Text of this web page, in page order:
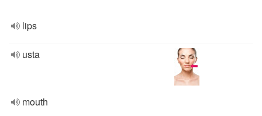
lips
usta
mouth